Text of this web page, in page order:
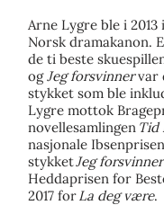
Arne Lygre ble i
Norsk dramakanon.
de ti beste
ogJeg forsvinnervar
stykket som ble
Lygre mottok
novellesamlingen Tid
nasjonale
stykketJeg forsvinner
Heddaprisen for
2017 forLa deg være.